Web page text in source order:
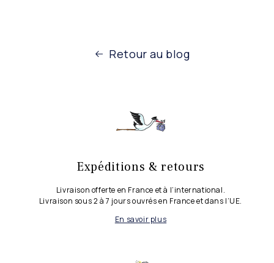
Retour au blog
Expéditions & retours
Livraison offerte en France et à l’international.
Livraison sous 2 à 7 jours ouvrés en France et dans l’UE.
En savoir plus